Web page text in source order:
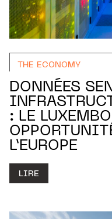
THE ECONOMY
DONNÉES
: LE
L’EUROPE
LIRE